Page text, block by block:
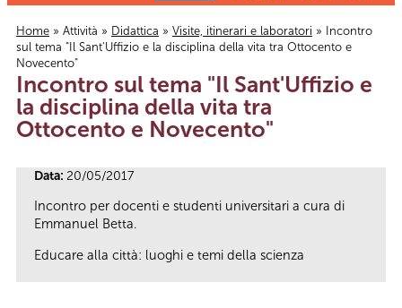
Tu sei qui
Home » Attività » Didattica » Visite, itinerari e laboratori » Incontro
sul tema "Il Sant'Uffizio e la disciplina della vita tra Ottocento e
Novecento"
Incontro sul tema "Il Sant'Uffizio e
la disciplina della vita tra
Ottocento e Novecento"
Data: 20/05/2017
Incontro per docenti e studenti universitari a cura di
Emmanuel Betta.
Educare alla città: luoghi e temi della scienza